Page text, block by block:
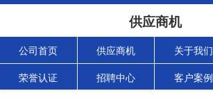
供应商机
公司首页 供应商机 关于我们
荣誉认证 招聘中心 客户案例